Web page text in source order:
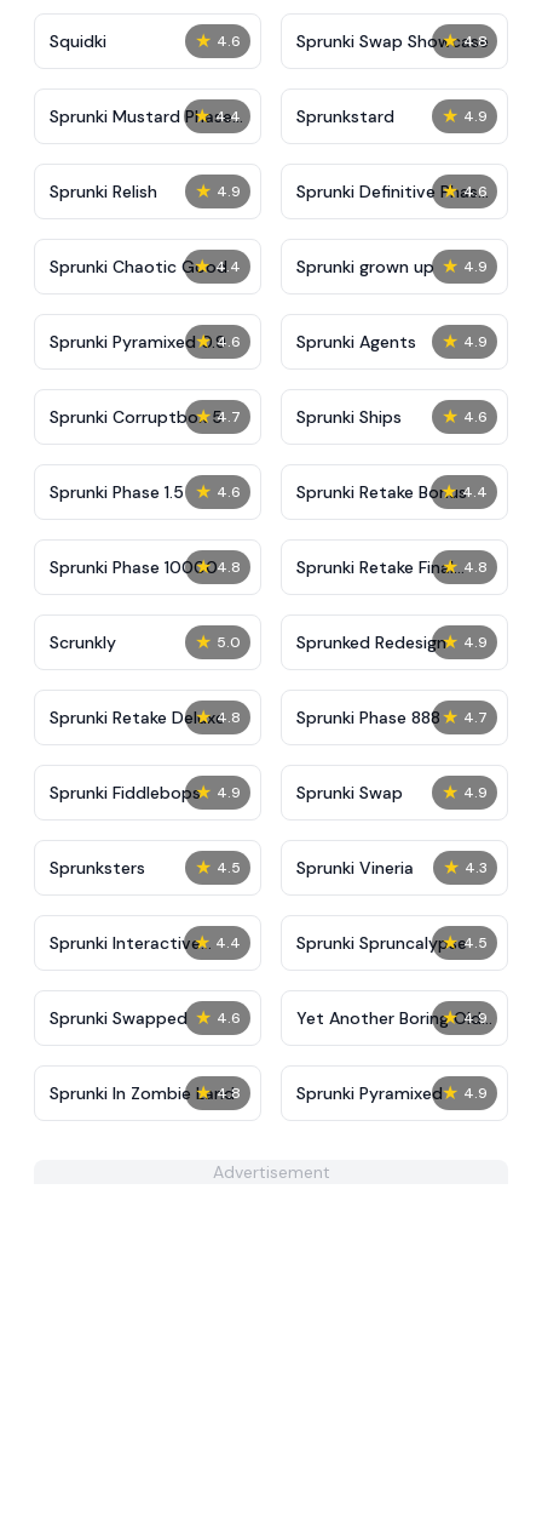
★ 4.6
Squidki ★ 4.8
Sprunki Swap Showcase
★ 4.4
Sprunki Mustard Phase
2
★ 4.9
Sprunkstard
★ 4.9
Sprunki Relish ★ 4.6
Sprunki Definitive Phase
7
★ 4.4
Sprunki Chaotic Good ★ 4.9
Sprunki grown up
★ 4.6
Sprunki Pyramixed 0.9 ★ 4.9
Sprunki Agents
★ 4.7
Sprunki Corruptbox 5 ★ 4.6
Sprunki Ships
★ 4.6
Sprunki Phase 1.5 ★ 4.4
Sprunki Retake Bonus
★ 4.8
Sprunki Phase 10000 ★ 4.8
Sprunki Retake Final
Update
★ 5.0
Scrunkly ★ 4.9
Sprunked Redesign
★ 4.8
Sprunki Retake Deluxe ★ 4.7
Sprunki Phase 888
★ 4.9
Sprunki Fiddlebops ★ 4.9
Sprunki Swap
★ 4.5
Sprunksters ★ 4.3
Sprunki Vineria
★ 4.4
Sprunki Interactive
Tunner
★ 4.5
Sprunki Spruncalypse
★ 4.6
Sprunki Swapped ★ 4.9
Yet Another Boring Old
Sprunki Mod
★ 4.8
Sprunki In Zombie Land ★ 4.9
Sprunki Pyramixed
Advertisement